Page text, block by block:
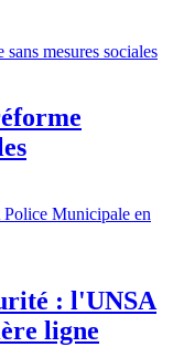
: l'UNSA
ligne